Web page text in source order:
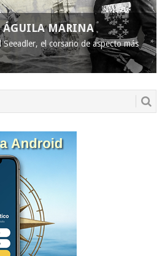
ÁGUILA MARINA
el corsario de aspecto más